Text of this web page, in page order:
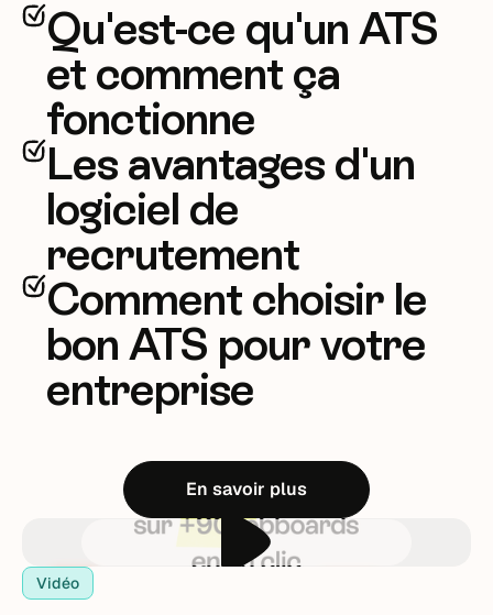
Qu'est-ce qu'un ATS
et comment ça
fonctionne
Les avantages d'un
logiciel de
recrutement
Comment choisir le
bon ATS pour votre
entreprise
En savoir plus
Vidéo